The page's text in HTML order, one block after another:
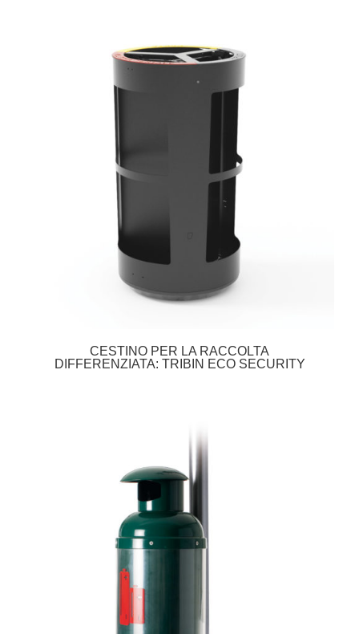
CESTINO PER LA RACCOLTA
DIFFERENZIATA: TRIBIN ECO SECURITY